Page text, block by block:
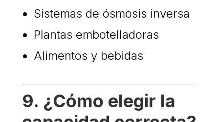
Sistemas de ósmosis inversa
Plantas embotelladoras
Alimentos y bebidas
9. ¿Cómo elegir la